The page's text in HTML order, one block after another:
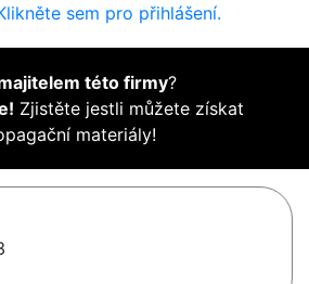
sem pro přihlášení.
této firmy?
Zjistěte jestli můžete získat
materiály!